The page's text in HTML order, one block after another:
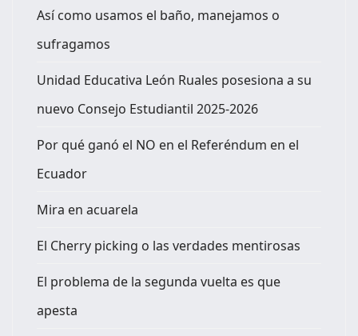
Así como usamos el baño, manejamos o
sufragamos
Unidad Educativa León Ruales posesiona a su
nuevo Consejo Estudiantil 2025-2026
Por qué ganó el NO en el Referéndum en el
Ecuador
Mira en acuarela
El Cherry picking o las verdades mentirosas
El problema de la segunda vuelta es que
apesta